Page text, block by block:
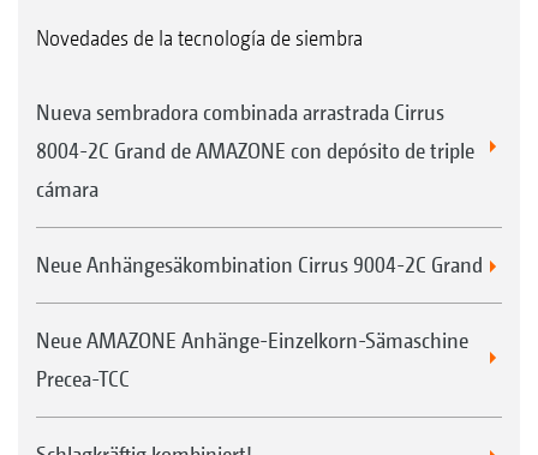
Novedades de la tecnología de siembra
Nueva sembradora combinada arrastrada Cirrus
8004-2C Grand de AMAZONE con depósito de triple
cámara
Neue Anhängesäkombination Cirrus 9004-2C Grand
Neue AMAZONE Anhänge-Einzelkorn-Sämaschine
Precea-TCC